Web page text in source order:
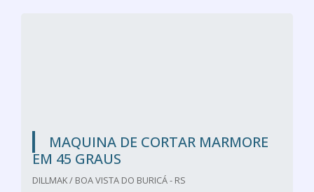
MAQUINA DE CORTAR MARMORE
EM 45 GRAUS
DILLMAK / BOA VISTA DO BURICÁ - RS